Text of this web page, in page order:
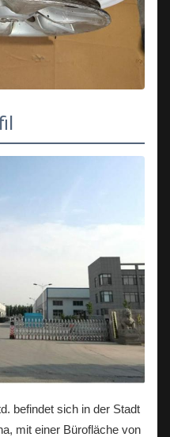
befindet sich in der Stadt
mit einer Bürofläche von